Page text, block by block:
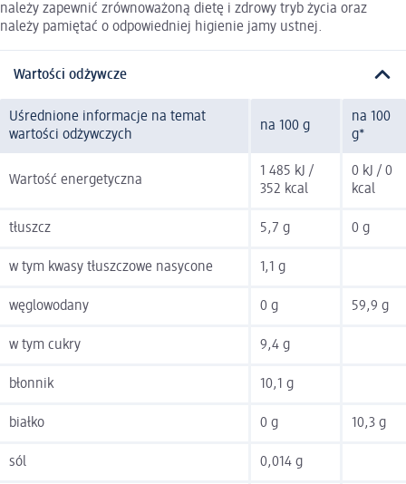
należy zapewnić zrównoważoną dietę i zdrowy tryb życia oraz
należy pamiętać o odpowiedniej higienie jamy ustnej.
Wartości odżywcze
Uśrednione informacje na temat
wartości odżywczych
na 100 g
na 100
g*
Wartość energetyczna
1 485 kJ /
352 kcal
0 kJ / 0
kcal
tłuszcz 5,7 g 0 g
w tym kwasy tłuszczowe nasycone 1,1 g
węglowodany 0 g 59,9 g
w tym cukry 9,4 g
błonnik 10,1 g
białko 0 g 10,3 g
sól 0,014 g